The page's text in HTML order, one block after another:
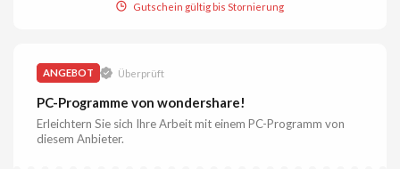
Gutschein gültig bis Stornierung
ANGEBOT Überprüft
PC-Programme von wondershare!
Erleichtern Sie sich Ihre Arbeit mit einem PC-Programm von
diesem Anbieter.